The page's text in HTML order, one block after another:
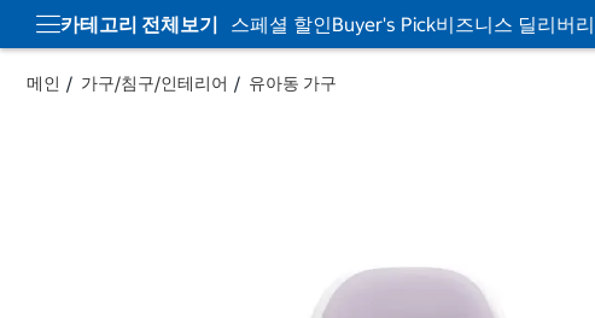
카테고리 전체보기 스페셜 할인Buyer's Pick비즈니스 딜리버리
메인 가구/침구/인테리어 유아동 가구